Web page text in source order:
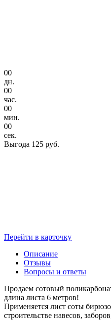
00
дн.
00
час.
00
мин.
00
сек.
Выгода 125 руб.
Перейти в карточку
Описание
Отзывы
Вопросы и ответы
Продаем сотовый
длина листа 6 метров!
Применяется лист соты
строительстве навесов,